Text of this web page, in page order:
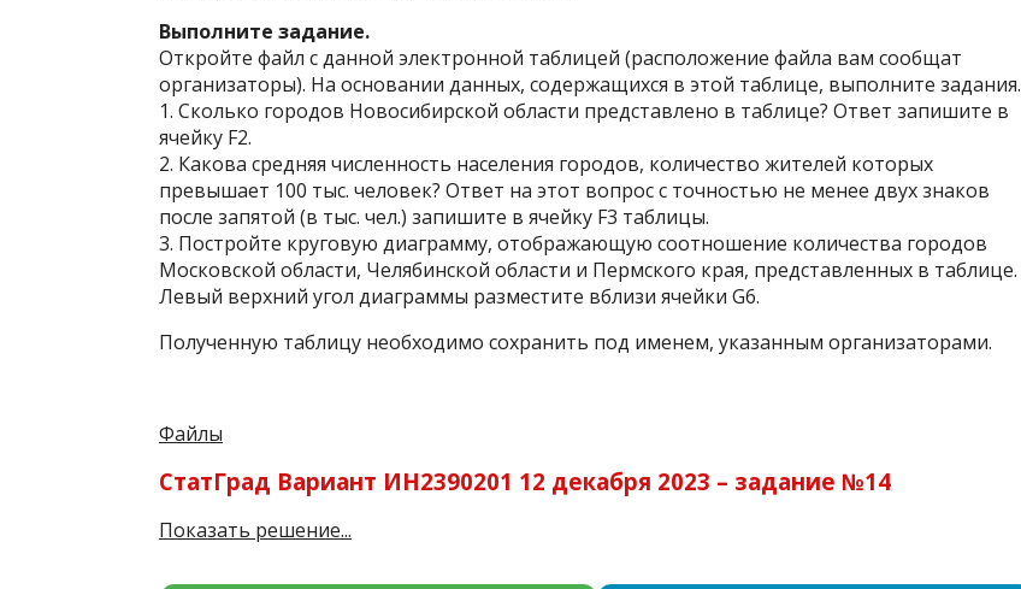
Выполните задание.
Откройте файл с данной электронной таблицей (расположение файла вам сообщат
организаторы). На основании данных, содержащихся в этой таблице, выполните задания.
1. Сколько городов Новосибирской области представлено в таблице? Ответ запишите в
ячейку F2.
2. Какова средняя численность населения городов, количество жителей которых
превышает 100 тыс. человек? Ответ на этот вопрос с точностью не менее двух знаков
после запятой (в тыс. чел.) запишите в ячейку F3 таблицы.
3. Постройте круговую диаграмму, отображающую соотношение количества городов
Московской области, Челябинской области и Пермского края, представленных в таблице.
Левый верхний угол диаграммы разместите вблизи ячейки G6.
Полученную таблицу необходимо сохранить под именем, указанным организаторами.
Файлы
СтатГрад Вариант ИН2390201 12 декабря 2023 – задание №14
Показать решение...